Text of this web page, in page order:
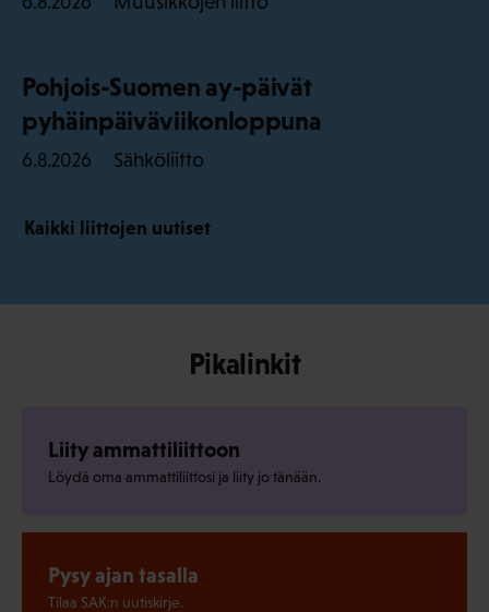
Pohjois-Suomen ay-päivät
pyhäinpäiväviikonloppuna
6.8.2026 Sähköliitto
Kaikki liittojen uutiset
Pikalinkit
Liity ammattiliittoon
Löydä oma ammattiliittosi ja liity jo tänään.
Pysy ajan tasalla
Tilaa SAK:n uutiskirje.